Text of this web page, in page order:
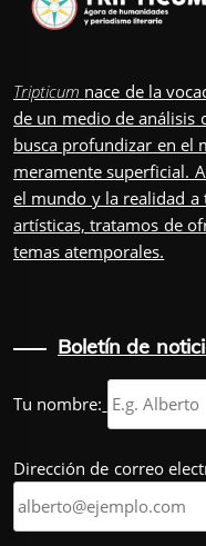
Tripticum nace de la
de un medio de análisis
busca profundizar en el
meramente superficial.
el mundo y la realidad a
artísticas, tratamos de
temas atemporales.
Boletín de
Tu nombre:
Dirección de correo